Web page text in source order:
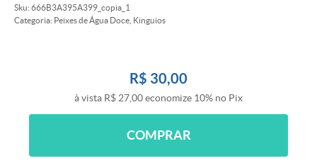
Sku: 666B3A395A399_copia_1
Categoria: Peixes de Água Doce Kinguios
R$ 30,00
à vista R$ 27,00economize 10% no Pix
COMPRAR